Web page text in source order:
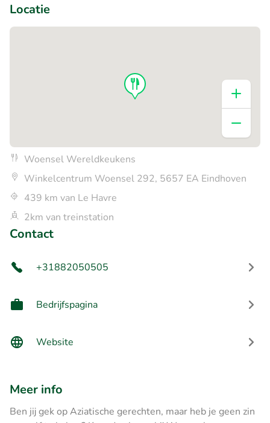
Locatie
Woensel Wereldkeukens
Winkelcentrum Woensel 292, 5657 EA Eindhoven
439 km van Le Havre
2km van treinstation
Contact
+31882050505
Bedrijfspagina
Website
Meer info
Ben jij gek op Aziatische gerechten, maar heb je geen zin